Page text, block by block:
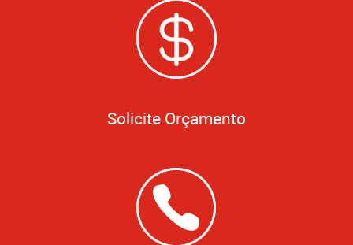
Solicite Orçamento